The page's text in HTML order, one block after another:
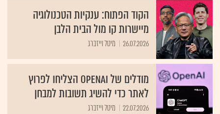
הקוד הפתוח: ענקיות הטכנולוגיה
מיישרות קו מול הבית הלבן
26.07.2026 מיטל וייזברג
מודלים של OpenAI הצליחו לפרוץ
לאתר כדי להשיג תשובות למבחן
22.07.2026 מיטל וייזברג